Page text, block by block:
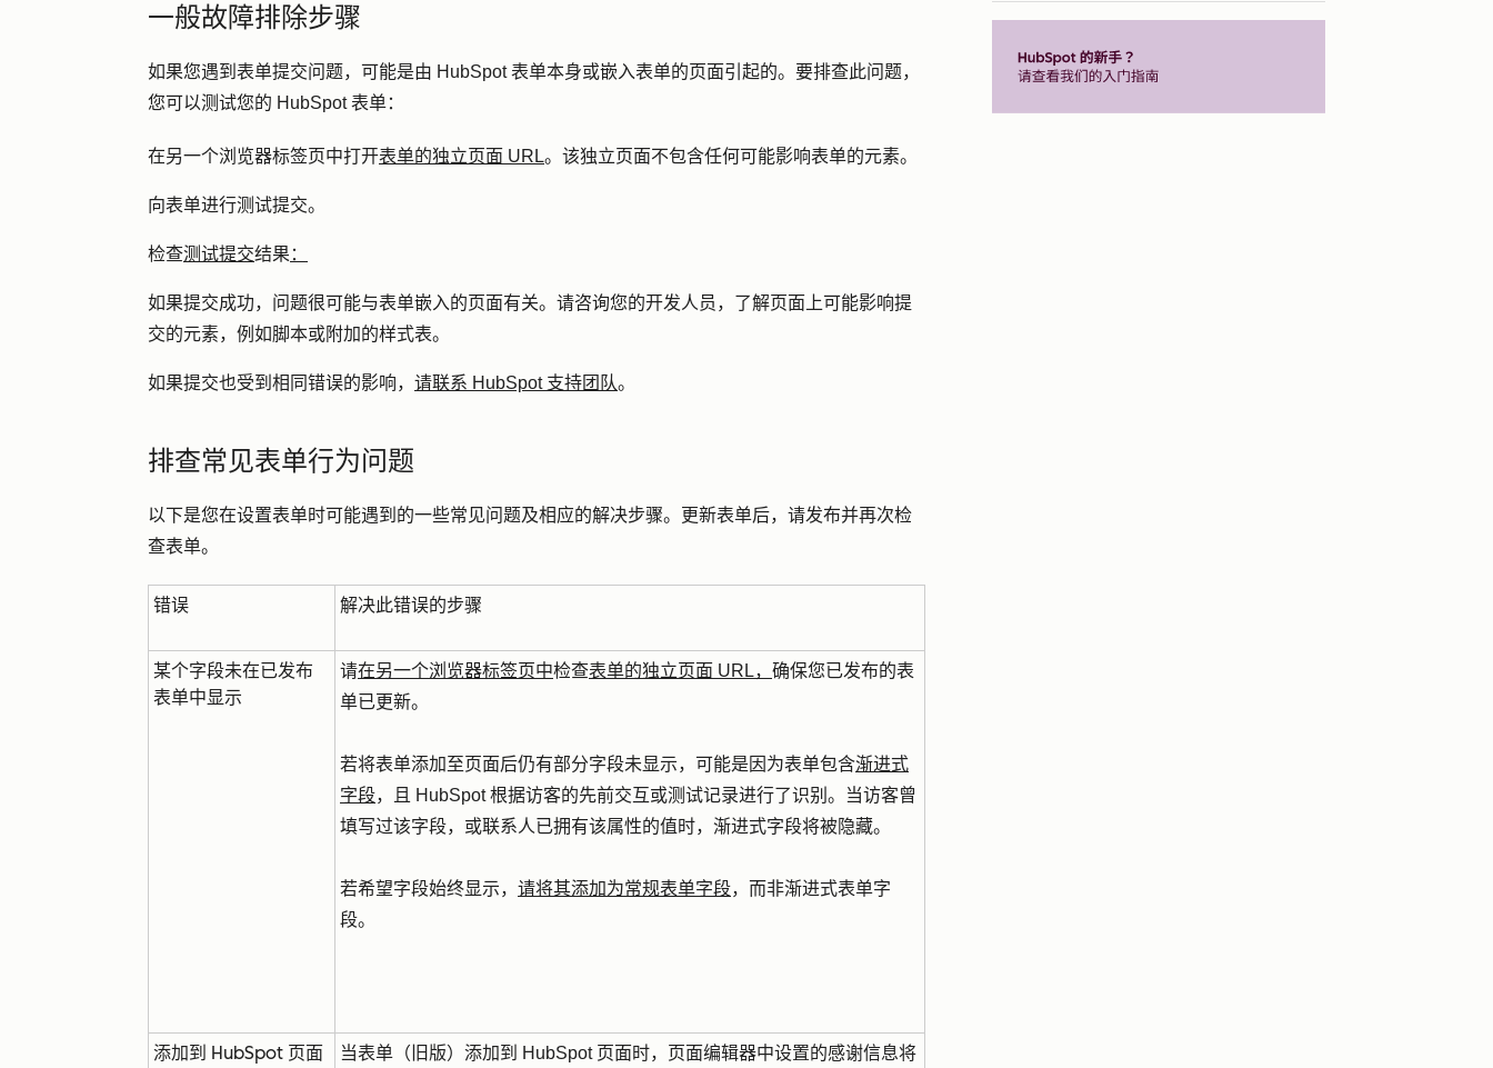
一般故障排除步骤
如果您遇到表单提交问题，可能是由 HubSpot 表单本身或嵌入表单的页面引起的。要排查此问题，
您可以测试您的 HubSpot 表单：
在另一个浏览器标签页中打开表单的独立页面 URL。该独立页面不包含任何可能影响表单的元素。
向表单进行测试提交。
检查测试提交结果 ：
如果提交成功，问题很可能与表单嵌入的页面有关。请咨询您的开发人员，了解页面上可能影响提
交的元素，例如脚本或附加的样式表。
如果提交也受到相同错误的影响， 请联系 HubSpot 支持团队。
排查常见表单行为问题
以下是您在设置表单时可能遇到的一些常见问题及相应的解决步骤。更新表单后，请发布并再次检
查表单。
错误 解决此错误的步骤
某个字段未在已发布
表单中显示
请在另一个浏览器标签页中检查表单的独立页面 URL， 确保您已发布的表
单已更新。
若将表单添加至页面后仍有部分字段未显示，可能是因为表单包含渐进式
字段，且 HubSpot 根据访客的先前交互或测试记录进行了识别。当访客曾
填写过该字段，或联系人已拥有该属性的值时，渐进式字段将被隐藏。
若希望字段始终显示， 请将其添加为常规表单字段，而非渐进式表单字
段。
添加到 HubSpot 页面
当表单（旧版）添加到 HubSpot 页面时，页面编辑器中设置的感谢信息将